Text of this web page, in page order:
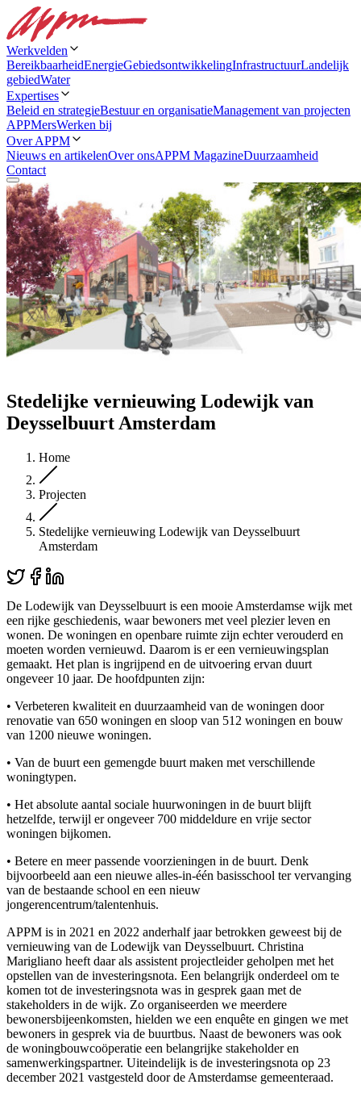
Werkvelden
BereikbaarheidEnergieGebiedsontwikkelingInfrastructuurLandelijk
gebiedWater
Expertises
Beleid en strategieBestuur en organisatieManagement van projecten
APPMersWerken bij
Over APPM
Nieuws en artikelenOver onsAPPM MagazineDuurzaamheid
Contact
Stedelijke vernieuwing Lodewijk van
Deysselbuurt Amsterdam
Home
Projecten
Stedelijke vernieuwing Lodewijk van Deysselbuurt
Amsterdam
De Lodewijk van Deysselbuurt is een mooie Amsterdamse wijk met
een rijke geschiedenis, waar bewoners met veel plezier leven en
wonen. De woningen en openbare ruimte zijn echter verouderd en
moeten worden vernieuwd. Daarom is er een vernieuwingsplan
gemaakt. Het plan is ingrijpend en de uitvoering ervan duurt
ongeveer 10 jaar. De hoofdpunten zijn:
• Verbeteren kwaliteit en duurzaamheid van de woningen door
renovatie van 650 woningen en sloop van 512 woningen en bouw
van 1200 nieuwe woningen.
• Van de buurt een gemengde buurt maken met verschillende
woningtypen.
• Het absolute aantal sociale huurwoningen in de buurt blijft
hetzelfde, terwijl er ongeveer 700 middeldure en vrije sector
woningen bijkomen.
• Betere en meer passende voorzieningen in de buurt. Denk
bijvoorbeeld aan een nieuwe alles-in-één basisschool ter vervanging
van de bestaande school en een nieuw
jongerencentrum/talentenhuis.
APPM is in 2021 en 2022 anderhalf jaar betrokken geweest bij de
vernieuwing van de Lodewijk van Deysselbuurt. Christina
Marigliano heeft daar als assistent projectleider geholpen met het
opstellen van de investeringsnota. Een belangrijk onderdeel om te
komen tot de investeringsnota was in gesprek gaan met de
stakeholders in de wijk. Zo organiseerden we meerdere
bewonersbijeenkomsten, hielden we een enquête en gingen we met
bewoners in gesprek via de buurtbus. Naast de bewoners was ook
de woningbouwcoöperatie een belangrijke stakeholder en
samenwerkingspartner. Uiteindelijk is de investeringsnota op 23
december 2021 vastgesteld door de Amsterdamse gemeenteraad.